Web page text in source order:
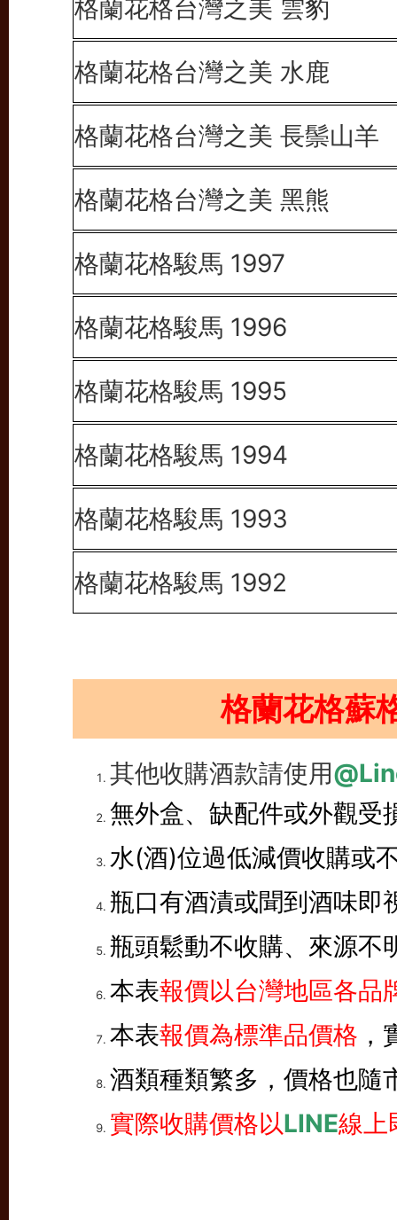
格蘭花格台灣之美 雲豹
格蘭花格台灣之美 水鹿
格蘭花格台灣之美 長鬃山羊
格蘭花格台灣之美 黑熊
格蘭花格駿馬 1997
格蘭花格駿馬 1996
格蘭花格駿馬 1995
格蘭花格駿馬 1994
格蘭花格駿馬 1993
格蘭花格駿馬 1992
格蘭花格蘇
其他收購酒款請使用
無外盒、缺配件或外觀受
水(酒)位過低減價收購或
瓶口有酒漬或聞到酒味即
瓶頭鬆動不收購、來源不
本表報價以台灣地區各品
本表報價為標準品價格
酒類種類繁多，價格也隨
實際收購價格以LINE線上